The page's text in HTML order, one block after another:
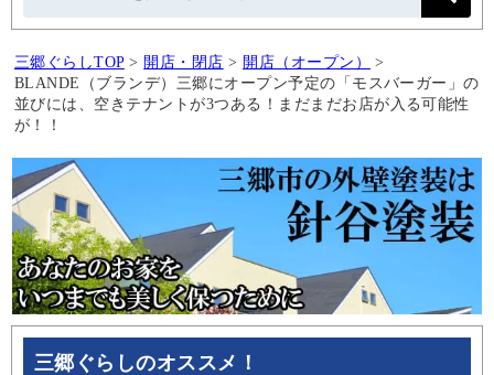
三郷ぐらしTOP > 開店・閉店 > 開店（オープン）
>
BLANDE（ブランデ）三郷にオープン予定の「モスバーガー」の
並びには、空きテナントが3つある！まだまだお店が入る可能性
が！！
三郷ぐらしのオススメ！